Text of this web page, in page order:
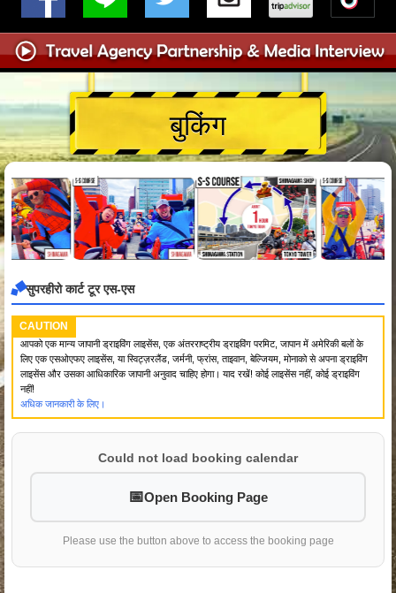
बुकिंग
सुपरहीरो कार्ट टूर एस-एस
CAUTION
आपको एक मान्य जापानी ड्राइविंग लाइसेंस, एक अंतरराष्ट्रीय ड्राइविंग परमिट, जापान में अमेरिकी बलों के
लिए एक एसओएफए लाइसेंस, या स्विट्ज़रलैंड, जर्मनी, फ्रांस, ताइवान, बेल्जियम, मोनाको से अपना ड्राइविंग
लाइसेंस और उसका आधिकारिक जापानी अनुवाद चाहिए होगा। याद रखें! कोई लाइसेंस नहीं, कोई ड्राइविंग
नहीं!
अधिक जानकारी के लिए।
Could not load booking calendar
Open Booking Page
Please use the button above to access the booking page